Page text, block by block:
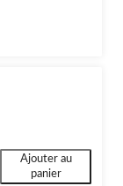
Ajouter au
panier